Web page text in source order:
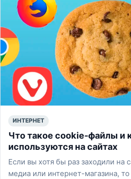
ИНТЕРНЕТ
Что такое cookie-файлы и
используются на сайтах
Если вы хотя бы раз заходили на
медиа или интернет-магазина,